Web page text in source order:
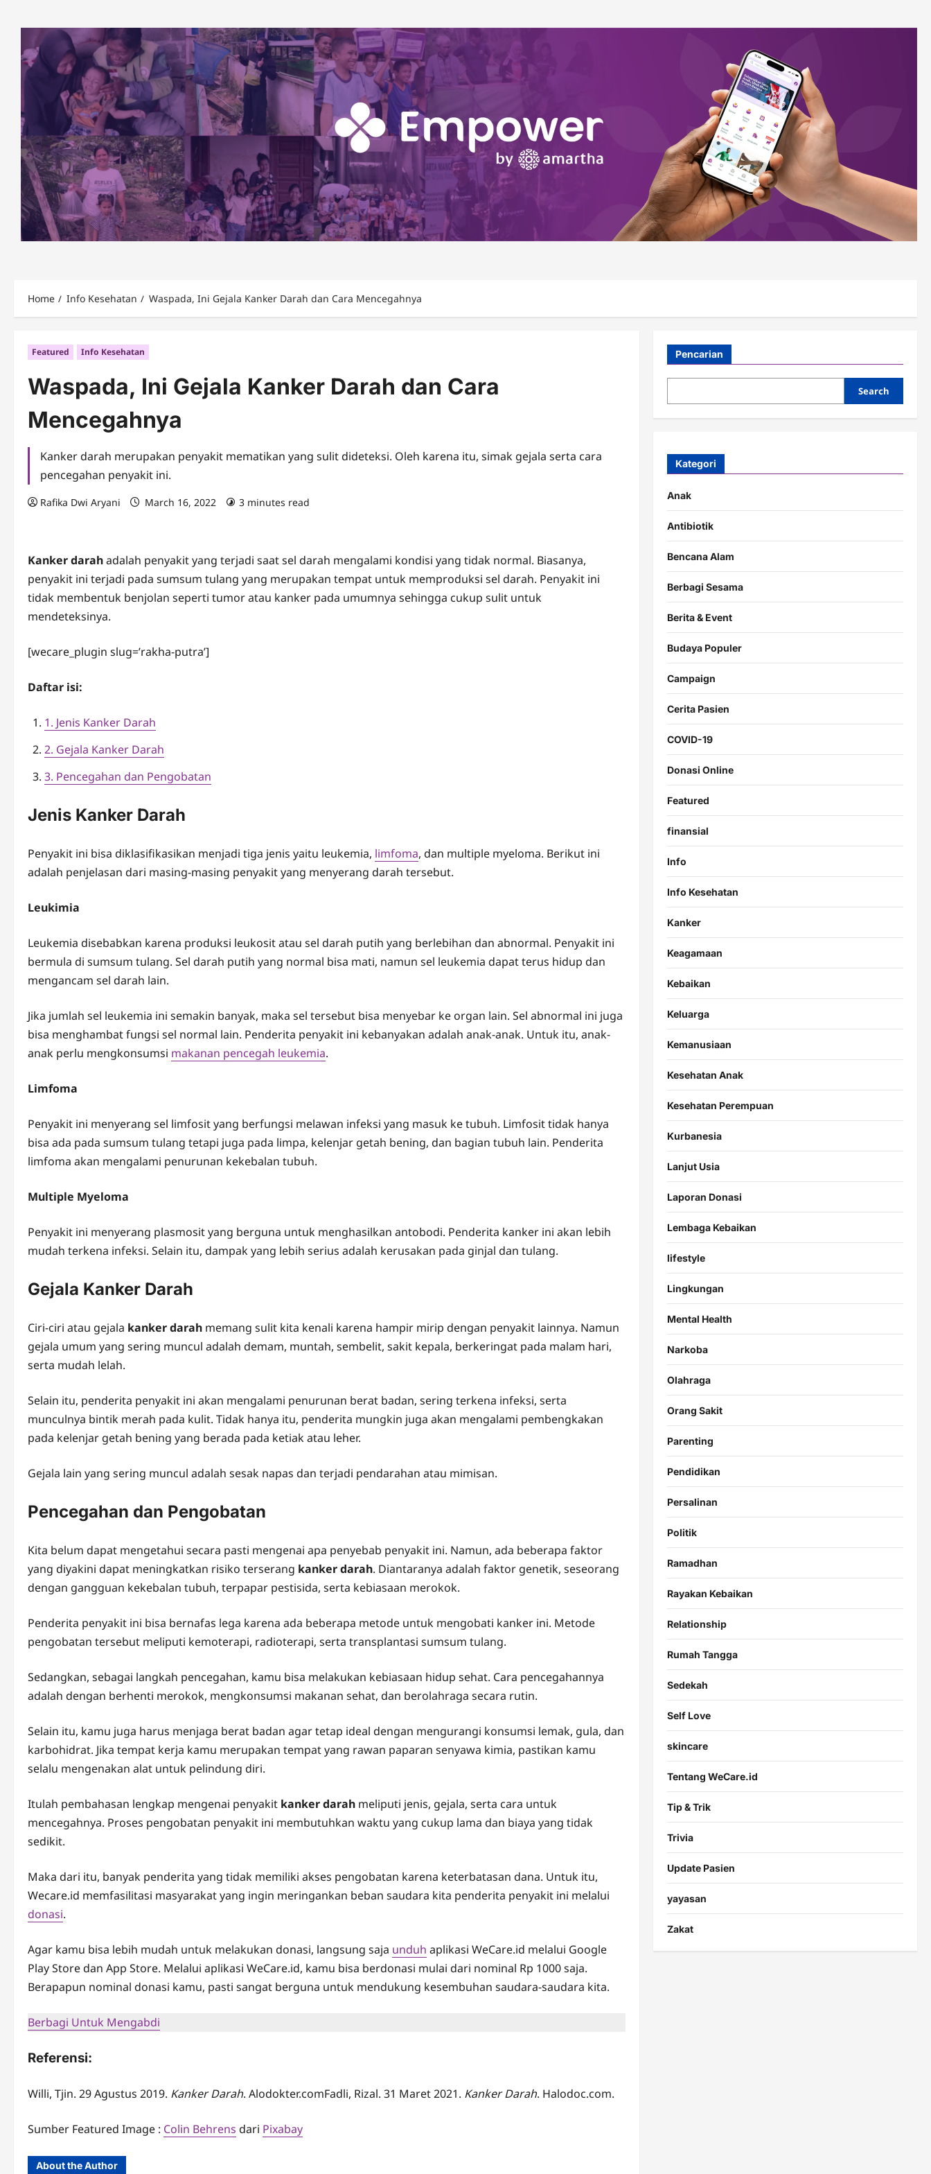
Home Info Kesehatan Waspada, Ini Gejala Kanker Darah dan Cara Mencegahnya
Featured Info Kesehatan
Waspada, Ini Gejala Kanker Darah dan Cara
Mencegahnya
Kanker darah merupakan penyakit mematikan yang sulit dideteksi. Oleh karena itu, simak gejala serta cara
pencegahan penyakit ini.
Rafika Dwi Aryani March 16, 2022 3 minutes read
Kanker darahadalah penyakit yang terjadi saat sel darah mengalami kondisi yang tidak normal. Biasanya,
penyakit ini terjadi pada sumsum tulang yang merupakan tempat untuk memproduksi sel darah. Penyakit ini
tidak membentuk benjolan seperti tumor atau kanker pada umumnya sehingga cukup sulit untuk
mendeteksinya.
[wecare_plugin slug=’rakha-putra’]
Daftar isi:
1. Jenis Kanker Darah
2. Gejala Kanker Darah
3. Pencegahan dan Pengobatan
Jenis Kanker Darah
Penyakit ini bisa diklasifikasikan menjadi tiga jenis yaitu leukemia, limfoma, dan multiple myeloma. Berikut ini
adalah penjelasan dari masing-masing penyakit yang menyerang darah tersebut.
Leukimia
Leukemia disebabkan karena produksi leukosit atau sel darah putih yang berlebihan dan abnormal. Penyakit ini
bermula di sumsum tulang. Sel darah putih yang normal bisa mati, namun sel leukemia dapat terus hidup dan
mengancam sel darah lain.
Jika jumlah sel leukemia ini semakin banyak, maka sel tersebut bisa menyebar ke organ lain. Sel abnormal ini juga
bisa menghambat fungsi sel normal lain. Penderita penyakit ini kebanyakan adalah anak-anak. Untuk itu, anak-
anak perlu mengkonsumsi makanan pencegah leukemia.
Limfoma
Penyakit ini menyerang sel limfosit yang berfungsi melawan infeksi yang masuk ke tubuh. Limfosit tidak hanya
bisa ada pada sumsum tulang tetapi juga pada limpa, kelenjar getah bening, dan bagian tubuh lain. Penderita
limfoma akan mengalami penurunan kekebalan tubuh.
Multiple Myeloma
Penyakit ini menyerang plasmosit yang berguna untuk menghasilkan antobodi. Penderita kanker ini akan lebih
mudah terkena infeksi. Selain itu, dampak yang lebih serius adalah kerusakan pada ginjal dan tulang.
Gejala Kanker Darah
Ciri-ciri atau gejala kanker darah memang sulit kita kenali karena hampir mirip dengan penyakit lainnya. Namun
gejala umum yang sering muncul adalah demam, muntah, sembelit, sakit kepala, berkeringat pada malam hari,
serta mudah lelah.
Selain itu, penderita penyakit ini akan mengalami penurunan berat badan, sering terkena infeksi, serta
munculnya bintik merah pada kulit. Tidak hanya itu, penderita mungkin juga akan mengalami pembengkakan
pada kelenjar getah bening yang berada pada ketiak atau leher.
Gejala lain yang sering muncul adalah sesak napas dan terjadi pendarahan atau mimisan.
Pencegahan dan Pengobatan
Kita belum dapat mengetahui secara pasti mengenai apa penyebab penyakit ini. Namun, ada beberapa faktor
yang diyakini dapat meningkatkan risiko terserang kanker darah. Diantaranya adalah faktor genetik, seseorang
dengan gangguan kekebalan tubuh, terpapar pestisida, serta kebiasaan merokok.
Penderita penyakit ini bisa bernafas lega karena ada beberapa metode untuk mengobati kanker ini. Metode
pengobatan tersebut meliputi kemoterapi, radioterapi, serta transplantasi sumsum tulang.
Sedangkan, sebagai langkah pencegahan, kamu bisa melakukan kebiasaan hidup sehat. Cara pencegahannya
adalah dengan berhenti merokok, mengkonsumsi makanan sehat, dan berolahraga secara rutin.
Selain itu, kamu juga harus menjaga berat badan agar tetap ideal dengan mengurangi konsumsi lemak, gula, dan
karbohidrat. Jika tempat kerja kamu merupakan tempat yang rawan paparan senyawa kimia, pastikan kamu
selalu mengenakan alat untuk pelindung diri.
Itulah pembahasan lengkap mengenai penyakit kanker darah meliputi jenis, gejala, serta cara untuk
mencegahnya. Proses pengobatan penyakit ini membutuhkan waktu yang cukup lama dan biaya yang tidak
sedikit.
Maka dari itu, banyak penderita yang tidak memiliki akses pengobatan karena keterbatasan dana. Untuk itu,
Wecare.id memfasilitasi masyarakat yang ingin meringankan beban saudara kita penderita penyakit ini melalui
donasi.
Agar kamu bisa lebih mudah untuk melakukan donasi, langsung saja unduh aplikasi WeCare.id melalui Google
Play Store dan App Store. Melalui aplikasi WeCare.id, kamu bisa berdonasi mulai dari nominal Rp 1000 saja.
Berapapun nominal donasi kamu, pasti sangat berguna untuk mendukung kesembuhan saudara-saudara kita.
Berbagi Untuk Mengabdi
Referensi:
Willi, Tjin. 29 Agustus 2019. Kanker Darah. Alodokter.comFadli, Rizal. 31 Maret 2021. Kanker Darah. Halodoc.com.
Sumber Featured Image : Colin Behrens dari Pixabay
About the Author
Pencarian
Search
Kategori
Anak
Antibiotik
Bencana Alam
Berbagi Sesama
Berita & Event
Budaya Populer
Campaign
Cerita Pasien
COVID-19
Donasi Online
Featured
finansial
Info
Info Kesehatan
Kanker
Keagamaan
Kebaikan
Keluarga
Kemanusiaan
Kesehatan Anak
Kesehatan Perempuan
Kurbanesia
Lanjut Usia
Laporan Donasi
Lembaga Kebaikan
lifestyle
Lingkungan
Mental Health
Narkoba
Olahraga
Orang Sakit
Parenting
Pendidikan
Persalinan
Politik
Ramadhan
Rayakan Kebaikan
Relationship
Rumah Tangga
Sedekah
Self Love
skincare
Tentang WeCare.id
Tip & Trik
Trivia
Update Pasien
yayasan
Zakat